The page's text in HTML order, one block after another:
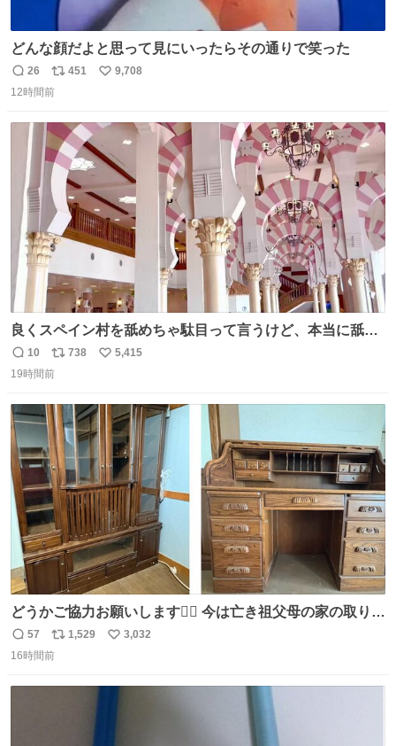
どんな顔だよと思って見にいったらその通りで笑った
返
信
26
リ
ポ
ト
数
451
い
9,708
12時間前
良くスペイン村を舐めちゃ駄目って言うけど、本当に舐め
ちゃ行けないのはスペィン村ホテル🏛🏨 だってロビーから
中庭抜けるだけでこの有様🤩 ディズニーホテル泊まってる
ニャは益々素晴らしい場所になってる
返
信
10
リ
ポ
ト
数
738
い
数
5,415
19時間前
どうかご協力お願いします🙇‍♂️ 今は亡き祖父母の家の取り壊
しが決まり、どうしても処分して欲しくない食器棚と机の
引き取り手を探しております この2つは私の祖母が当初一
さで亡くなりましたが、この家具達をとても大切にしてお
返
信
57
リ
ポ
1,529
い
3,032
16時間前